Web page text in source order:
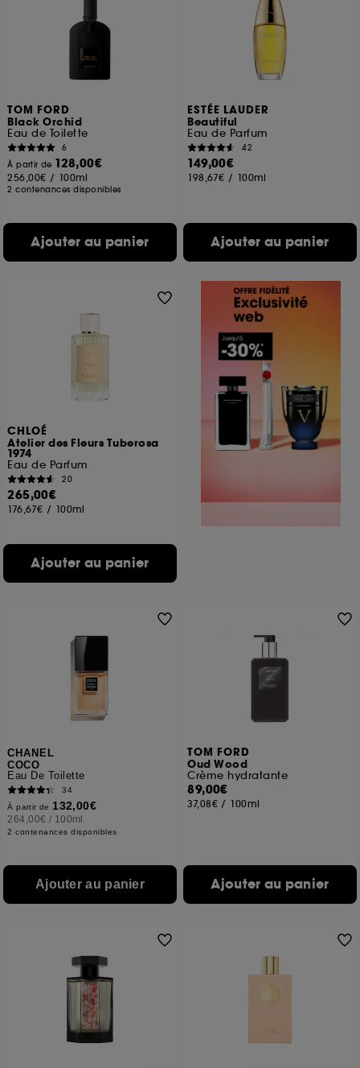
TOM FORD
Black Orchid
Eau de Toilette
6
À partir de 128,00€
256,00€ / 100ml
2 contenances disponibles
Ajouter au panier
ESTÉE LAUDER
Beautiful
Eau de Parfum
42
149,00€
198,67€ / 100ml
Ajouter au panier
CHLOÉ
Atelier des Fleurs Tuberosa
1974
Eau de Parfum
20
265,00€
176,67€ / 100ml
Ajouter au panier
CHANEL
COCO
Eau De Toilette
34
À partir de 132,00€
264,00€ / 100ml
2 contenances disponibles
Ajouter au panier
TOM FORD
Oud Wood
Crème hydratante
89,00€
37,08€ / 100ml
Ajouter au panier